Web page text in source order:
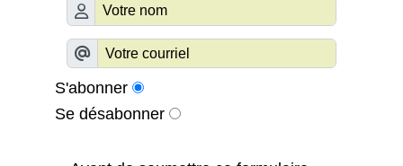
S'abonner
Se désabonner